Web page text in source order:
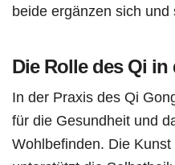
beide ergänzen sich
Die Rolle des Qi
In der Praxis des Qi
für die Gesundheit und
Wohlbefinden. Die